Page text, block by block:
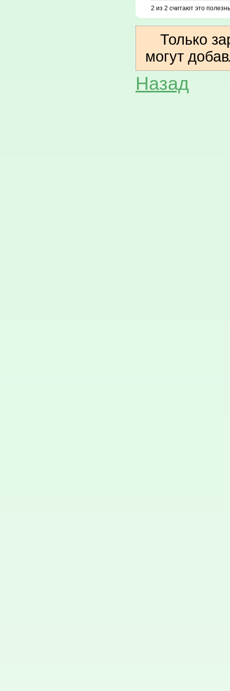
2 из 2 считают это
Только
могут
Назад